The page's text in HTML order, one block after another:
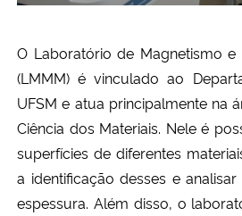
O Laboratório de Magnetismo e
(LMMM) é vinculado ao
UFSM e atua principalmente na
Ciência dos Materiais. Nele é
superfícies de diferentes
a identificação desses e
espessura. Além disso, o